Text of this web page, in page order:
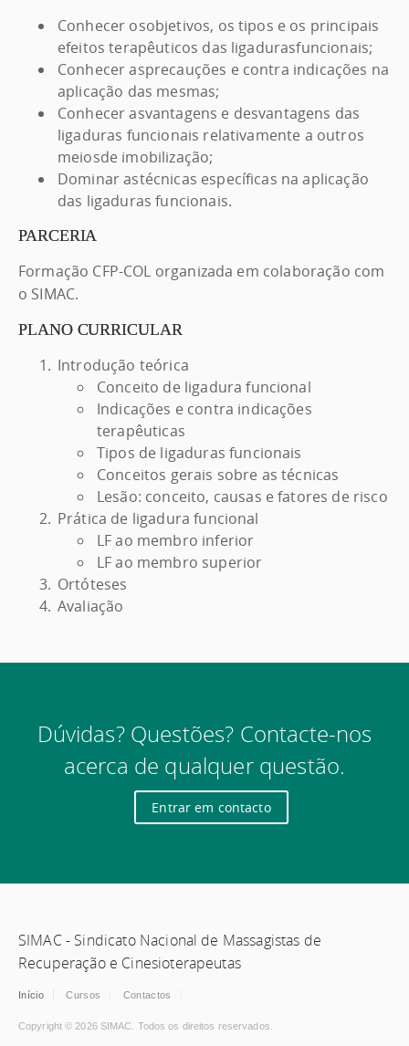
Conhecer osobjetivos, os tipos e os principais
efeitos terapêuticos das ligadurasfuncionais;
Conhecer asprecauções e contra indicações na
aplicação das mesmas;
Conhecer asvantagens e desvantagens das
ligaduras funcionais relativamente a outros
meiosde imobilização;
Dominar astécnicas específicas na aplicação
das ligaduras funcionais.
PARCERIA
Formação CFP-COL organizada em colaboração com
o SIMAC.
PLANO CURRICULAR
Introdução teórica
Conceito de ligadura funcional
Indicações e contra indicações
terapêuticas
Tipos de ligaduras funcionais
Conceitos gerais sobre as técnicas
Lesão: conceito, causas e fatores de risco
Prática de ligadura funcional
LF ao membro inferior
LF ao membro superior
Ortóteses
Avaliação
Dúvidas? Questões? Contacte-nos
acerca de qualquer questão.
Entrar em contacto
SIMAC - Sindicato Nacional de Massagistas de
Recuperação e Cinesioterapeutas
Início Cursos Contactos
Copyright © 2026 SIMAC. Todos os direitos reservados.